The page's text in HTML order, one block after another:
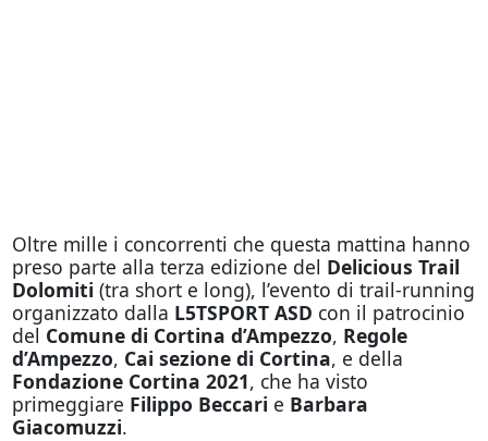
Oltre mille i concorrenti che questa mattina hanno
preso parte alla terza edizione del Delicious Trail
Dolomiti (tra short e long), l’evento di trail-running
organizzato dalla L5TSPORT ASD con il patrocinio
del Comune di Cortina d’Ampezzo, Regole
d’Ampezzo, Cai sezione di Cortina, e della
Fondazione Cortina 2021, che ha visto
primeggiare Filippo Beccari e Barbara
Giacomuzzi.